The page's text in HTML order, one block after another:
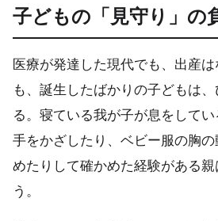
子どもの「見守り」の
医療が発達した現代でも、出産
も、誕生したばかりの子どもは
る。寝ている我が子が息をして
手をかざしたり、ベビー服の胸
めたりして確かめた経験がある
う。